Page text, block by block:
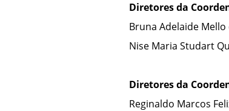
Diretores da
Bruna Adelaide Mello
Nise Maria Studart
Diretores da
Reginaldo Marcos